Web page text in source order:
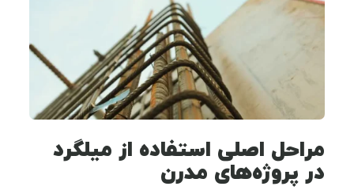
مراحل اصلی استفاده از میلگرد
در پروژه‌های مدرن